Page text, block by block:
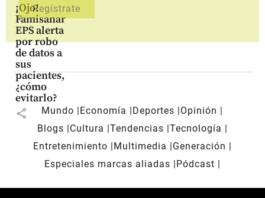
¡Ojo!
Famisanar
EPS alerta
por robo
de datos a
sus
pacientes,
¿cómo
evitarlo?
share Mundo Economía Deportes
Opinión
Blogs
Cultura Tendencias Tecnología
Entretenimiento
Multimedia
Generación
Especiales marcas aliadas
Pódcast